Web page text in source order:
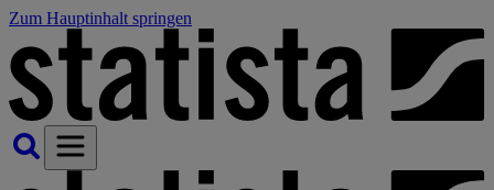
Zum Hauptinhalt springen